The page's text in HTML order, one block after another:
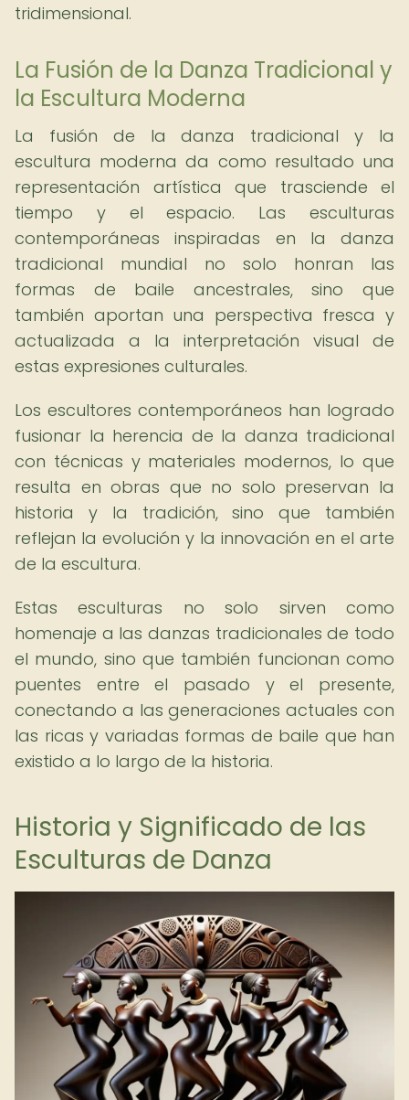
tridimensional.
La Fusión de la Danza Tradicional y
la Escultura Moderna
La fusión de la danza tradicional y la
escultura moderna da como resultado una
representación artística que trasciende el
tiempo y el espacio. Las esculturas
contemporáneas inspiradas en la danza
tradicional mundial no solo honran las
formas de baile ancestrales, sino que
también aportan una perspectiva fresca y
actualizada a la interpretación visual de
estas expresiones culturales.
Los escultores contemporáneos han logrado
fusionar la herencia de la danza tradicional
con técnicas y materiales modernos, lo que
resulta en obras que no solo preservan la
historia y la tradición, sino que también
reflejan la evolución y la innovación en el arte
de la escultura.
Estas esculturas no solo sirven como
homenaje a las danzas tradicionales de todo
el mundo, sino que también funcionan como
puentes entre el pasado y el presente,
conectando a las generaciones actuales con
las ricas y variadas formas de baile que han
existido a lo largo de la historia.
Historia y Significado de las
Esculturas de Danza